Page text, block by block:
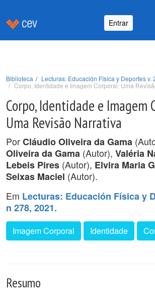
Entrar
Biblioteca
Lecturas: Educación Física y Deportes v.
Corpo, Identidade e Imagem Corporal: Uma
Corpo, Identidade e Imagem
Uma Revisão Narrativa
PorCláudio Oliveira da Gama
Oliveira da Gama (Autor), Valéria
Lebeis Pires (Autor), Elvira Maria
Seixas Maciel (Autor).
Em Lecturas: Educación Física y
n 278, 2021.
Imagem Corporal Identidade
Resumo